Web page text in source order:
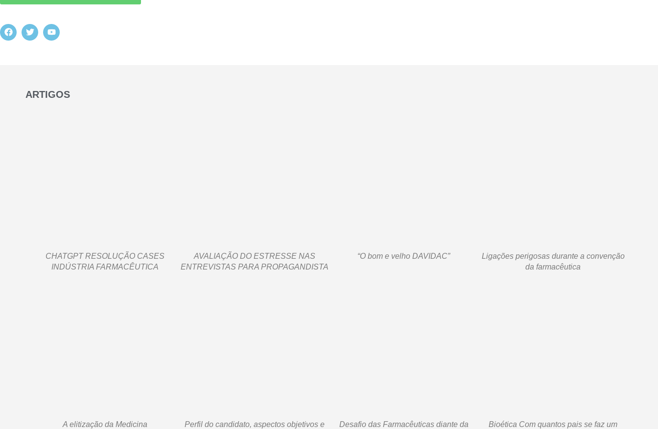
ARTIGOS
CHATGPT RESOLUÇÃO CASES
INDÚSTRIA FARMACÊUTICA
AVALIAÇÃO DO ESTRESSE NAS
ENTREVISTAS PARA PROPAGANDISTA
“O bom e velho DAVIDAC”
Ligações perigosas durante a convenção
da farmacêutica
A elitização da Medicina
Perfil do candidato, aspectos objetivos e
Desafio das Farmacêuticas diante da
Bioética Com quantos pais se faz um